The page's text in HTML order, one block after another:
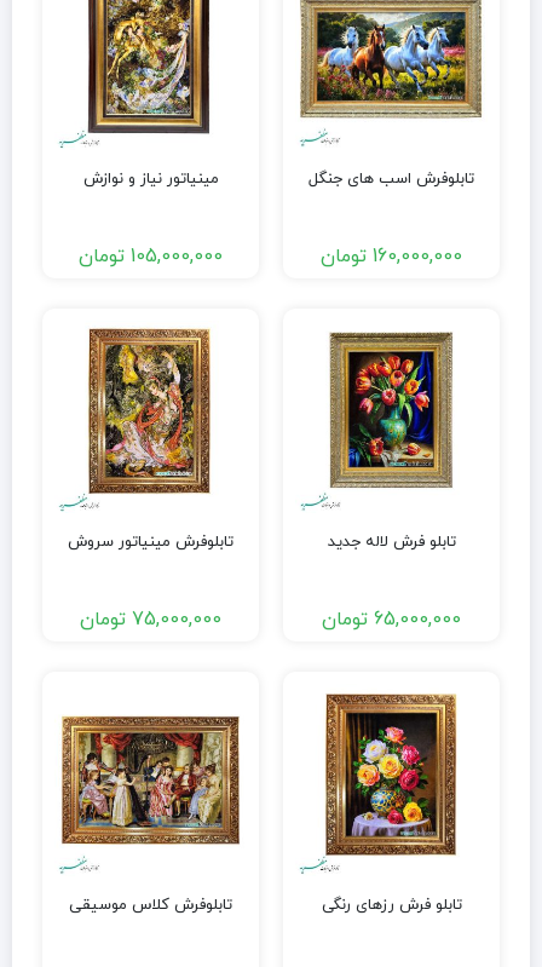
تابلوفرش اسب های جنگل
160,000,000 تومان
مینیاتور نیاز و نوازش
105,000,000 تومان
تابلو فرش لاله جدید
65,000,000 تومان
تابلوفرش مینیاتور سروش
75,000,000 تومان
تابلو فرش رزهای رنگی تابلوفرش کلاس موسیقی